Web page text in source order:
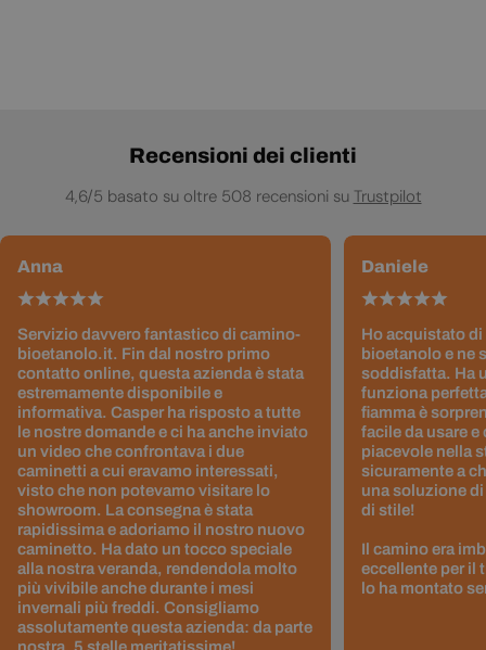
Recensioni dei clienti
4,6/5 basato su oltre 508 recensioni su Trustpilot
Anna
Servizio davvero fantastico di camino-
bioetanolo.it. Fin dal nostro primo
contatto online, questa azienda è stata
estremamente disponibile e
informativa. Casper ha risposto a tutte
le nostre domande e ci ha anche inviato
un video che confrontava i due
caminetti a cui eravamo interessati,
visto che non potevamo visitare lo
showroom. La consegna è stata
rapidissima e adoriamo il nostro nuovo
caminetto. Ha dato un tocco speciale
alla nostra veranda, rendendola molto
più vivibile anche durante i mesi
invernali più freddi. Consigliamo
assolutamente questa azienda: da parte
Daniele
Ho acquistato di
bioetanolo e ne
soddisfatta. Ha
funziona
fiamma è
facile da usare e
piacevole nella
sicuramente a
una soluzione
di stile!
Il camino era
eccellente per il
lo ha montato